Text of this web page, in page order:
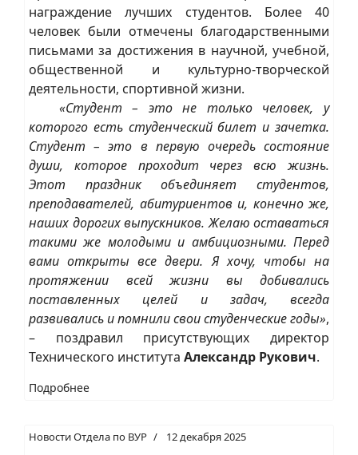
награждение лучших студентов. Более 40
человек были отмечены благодарственными
письмами за достижения в научной, учебной,
общественной и культурно-творческой
деятельности, спортивной жизни.
«Студент – это не только человек, у
которого есть студенческий билет и зачетка.
Студент – это в первую очередь состояние
души, которое проходит через всю жизнь.
Этот праздник объединяет студентов,
преподавателей, абитуриентов и, конечно же,
наших дорогих выпускников. Желаю оставаться
такими же молодыми и амбициозными. Перед
вами открыты все двери. Я хочу, чтобы на
протяжении всей жизни вы добивались
поставленных целей и задач, всегда
развивались и помнили свои студенческие годы»,
– поздравил присутствующих директор
Технического института Александр Рукович.
Подробнее
Новости Отдела по ВУР 12 декабря 2025